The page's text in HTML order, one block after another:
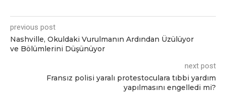
previous post
Nashville, Okuldaki Vurulmanın Ardından Üzülüyor
ve Bölümlerini Düşünüyor
next post
Fransız polisi yaralı protestoculara tıbbi yardım
yapılmasını engelledi mi?